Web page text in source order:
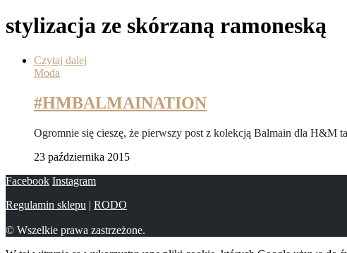
stylizacja ze skórzaną ramoneską
Czytaj dalej
Moda
#HMBALMAINATION
Ogromnie się cieszę, że pierwszy post z kolekcją Balmain dla H&M
23 października 2015
Facebook Instagram
Regulamin sklepu | RODO
© Wszelkie prawa zastrzeżone.